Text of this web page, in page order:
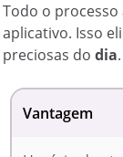
Todo o
aplicativo. Isso
preciosas dodia
Vantagem